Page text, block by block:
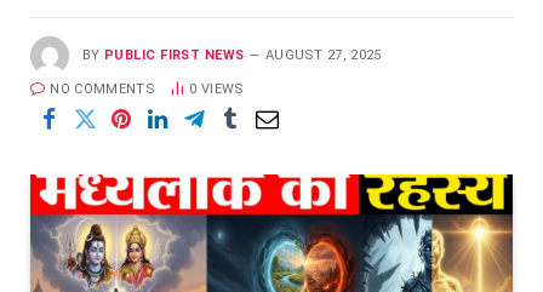
BY PUBLIC FIRST NEWS AUGUST 27, 2025
NO COMMENTS 0 VIEWS